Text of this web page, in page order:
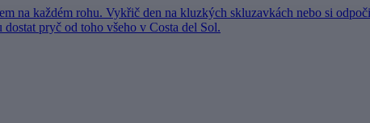
na každém rohu. Vykřič den na kluzkých skluzavkách nebo si
pryč od toho všeho v Costa del Sol.